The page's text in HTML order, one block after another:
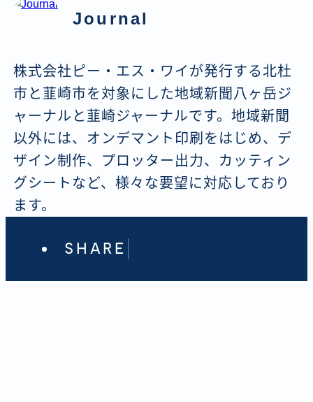
Journal
株式会社ピー・エス・ワイが発行する北杜
市と韮崎市を対象にした地域新聞八ヶ岳ジ
ャーナルと韮崎ジャーナルです。地域新聞
以外には、オンデマント印刷をはじめ、デ
ザイン制作、プロッター出力、カッティン
グシートなど、様々な要望に対応しており
ます。
SHARE